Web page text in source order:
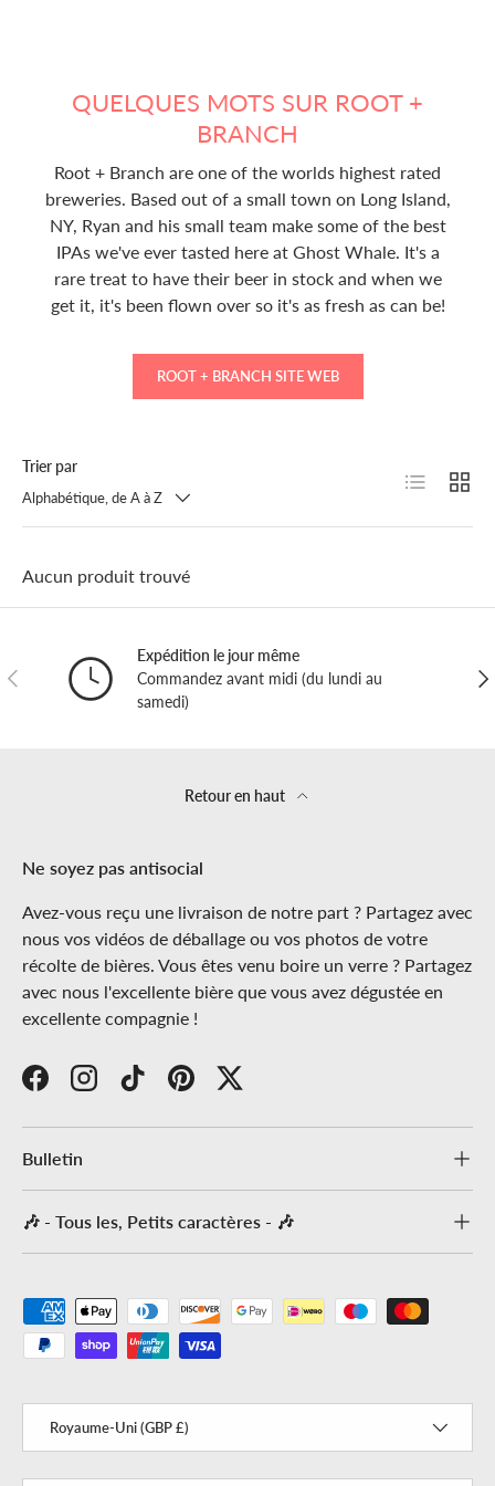
QUELQUES MOTS SUR ROOT +
BRANCH
Root + Branch are one of the worlds highest rated
breweries. Based out of a small town on Long Island,
NY, Ryan and his small team make some of the best
IPAs we've ever tasted here at Ghost Whale. It's a
rare treat to have their beer in stock and when we
get it, it's been flown over so it's as fresh as can be!
ROOT + BRANCH SITE WEB
Trier par
Alphabétique, de A à Z
Liste Grille
Aucun produit trouvé
PRÉCÉDENT
Expédition le jour même
Commandez avant midi (du lundi au
samedi)
Retour en haut
Ne soyez pas antisocial
Avez-vous reçu une livraison de notre part ? Partagez avec
nous vos vidéos de déballage ou vos photos de votre
récolte de bières. Vous êtes venu boire un verre ? Partagez
avec nous l'excellente bière que vous avez dégustée en
excellente compagnie !
FacebookInstagramTikTokPinterestTwitter
Bulletin
🎶 - Tous les, Petits caractères - 🎶
Moyens de paiement acceptés
Royaume-Uni (GBP £)